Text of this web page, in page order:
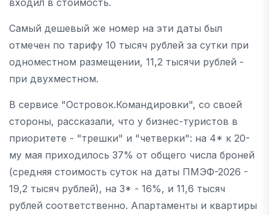
входил в стоимость.
Самый дешевый же номер на эти даты был
отмечен по тарифу 10 тысяч рублей за сутки при
одноместном размещении, 11,2 тысячи рублей -
при двухместном.
В сервисе "Островок.Командировки", со своей
стороны, рассказали, что у бизнес-туристов в
приоритете - "трешки" и "четверки": на 4* к 20-
му мая приходилось 37% от общего числа броней
(средняя стоимость суток на даты ПМЭФ-2026 -
19,2 тысяч рублей), на 3* - 16%, и 11,6 тысяч
рублей соответственно. Апартаменты и квартиры